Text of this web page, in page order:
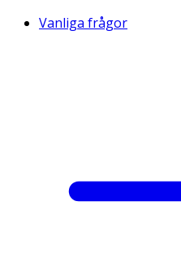
Vanliga frågor